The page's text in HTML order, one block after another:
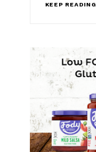
KEEP READING